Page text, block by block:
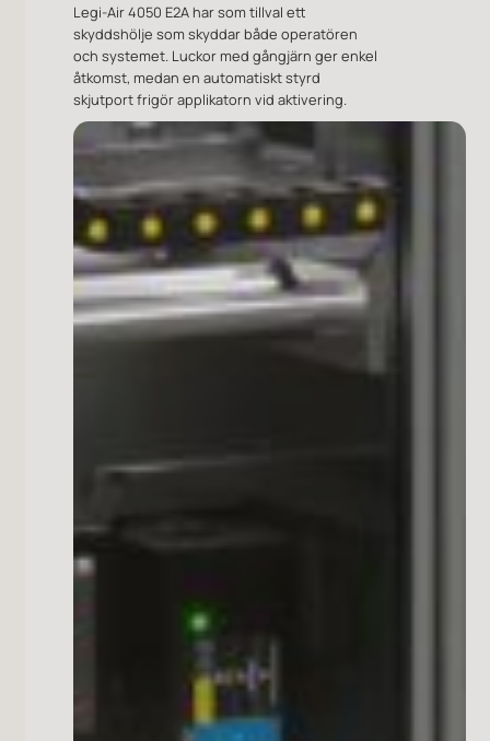
skyddshölje som skyddar både operatören
och systemet. Luckor med gångjärn ger enkel
åtkomst, medan en automatiskt styrd
skjutport frigör applikatorn vid aktivering.